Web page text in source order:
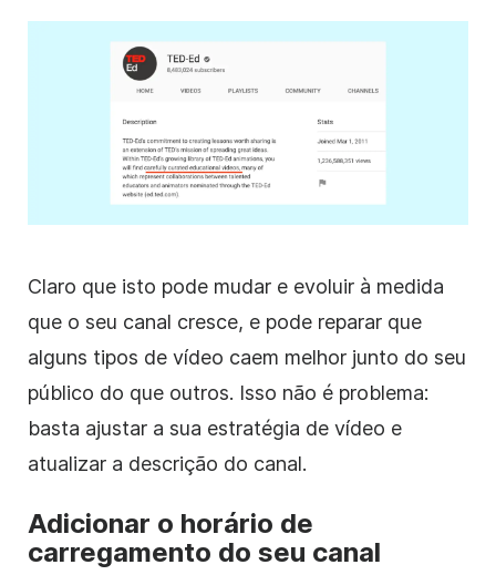
Claro que isto pode mudar e evoluir à medida
que o seu canal cresce, e pode reparar que
alguns tipos de vídeo caem melhor junto do seu
público do que outros. Isso não é problema:
basta ajustar a sua estratégia de vídeo e
atualizar a descrição do canal.
Adicionar o horário de
carregamento do seu canal